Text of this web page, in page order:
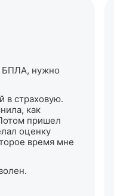
БПЛА, нужно
в страховую.
как
пришел
оценку
время мне